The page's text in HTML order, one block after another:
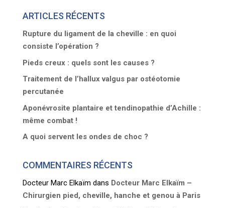
ARTICLES RÉCENTS
Rupture du ligament de la cheville : en quoi
consiste l’opération ?
Pieds creux : quels sont les causes ?
Traitement de l’hallux valgus par ostéotomie
percutanée
Aponévrosite plantaire et tendinopathie d’Achille :
même combat !
A quoi servent les ondes de choc ?
COMMENTAIRES RÉCENTS
Docteur Marc Elkaïm dans Docteur Marc Elkaïm –
Chirurgien pied, cheville, hanche et genou à Paris